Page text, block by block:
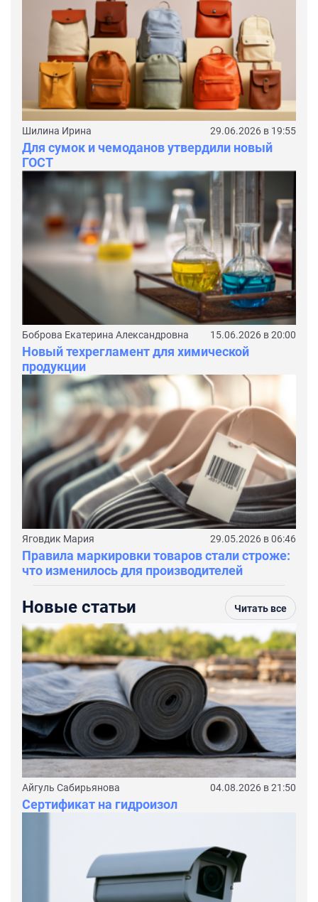
Шилина Ирина 29.06.2026 в 19:55
Для сумок и чемоданов утвердили новый
ГОСТ
Боброва Екатерина Александровна 15.06.2026 в 20:00
Новый техрегламент для химической
продукции
Яговдик Мария 29.05.2026 в 06:46
Правила маркировки товаров стали строже:
что изменилось для производителей
Новые статьи Читать все
Айгуль Сабирьянова 04.08.2026 в 21:50
Сертификат на гидроизол